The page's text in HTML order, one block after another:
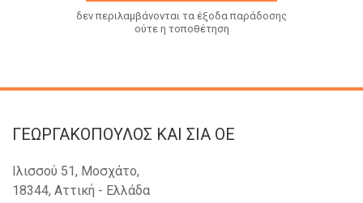
δεν περιλαμβάνονται τα έξοδα παράδοσης
ούτε η τοποθέτηση
ΓΕΩΡΓΑΚΟΠΟΥΛΟΣ KAI ΣΙΑ OE
Ιλισσού 51, Μοσχάτο,
18344, Αττική - Ελλάδα